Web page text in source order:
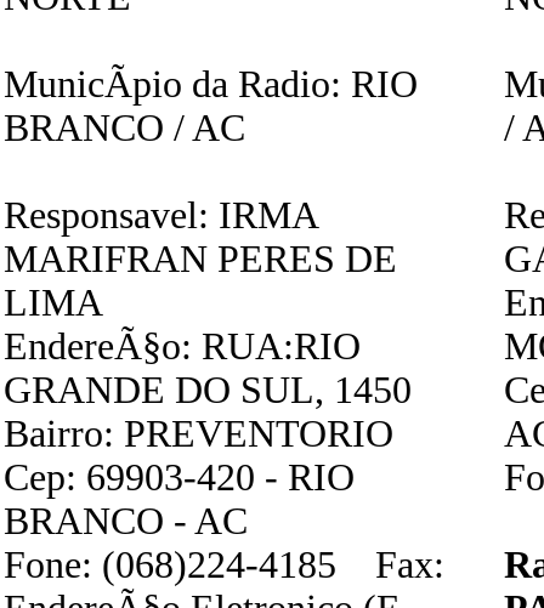
MunicÃ­pio da Radio: RIO
BRANCO / AC
Responsavel: IRMA
MARIFRAN PERES DE
LIMA
EndereÃ§o: RUA:RIO
GRANDE DO SUL, 1450
Bairro: PREVENTORIO
Cep: 69903-420 - RIO
BRANCO - AC
Fone: (068)224-4185 Fax:
/